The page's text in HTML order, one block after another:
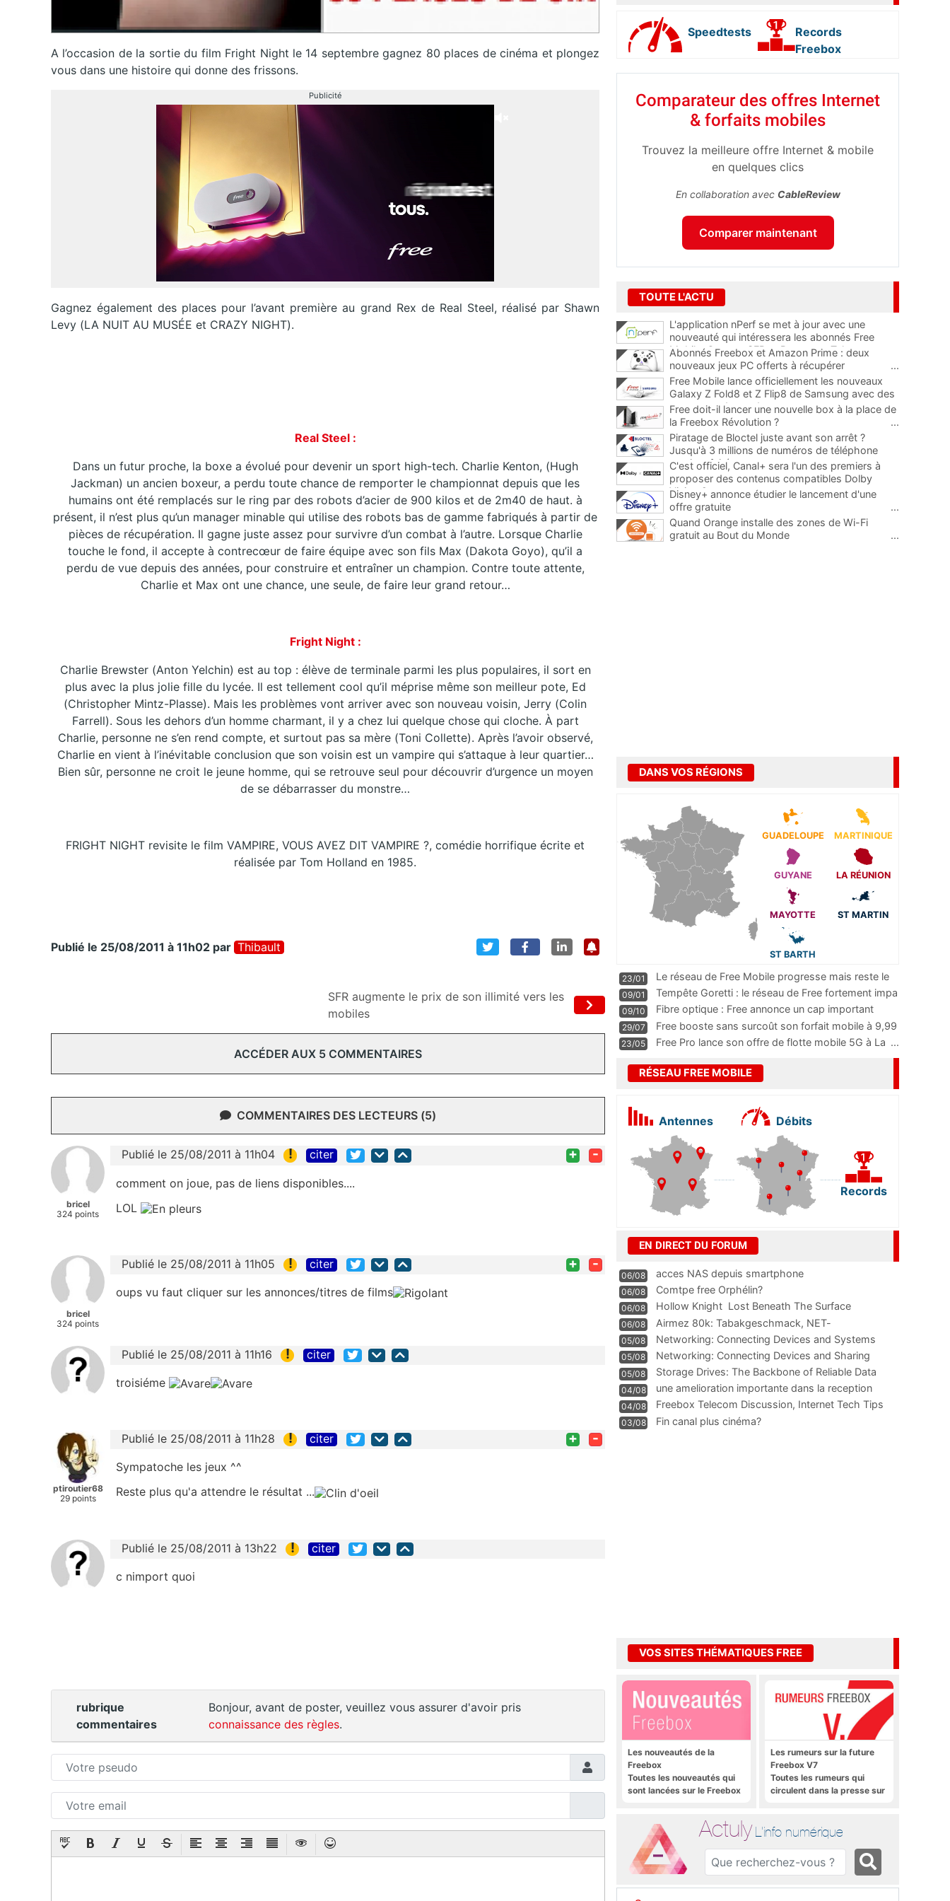
A l’occasion de la sortie du film Fright Night le 14 septembre gagnez 80 places de cinéma et plongez
vous dans une histoire qui donne des frissons.
Publicité
Gagnez également des places pour l’avant première au grand Rex de Real Steel, réalisé par Shawn
Levy (LA NUIT AU MUSÉE et CRAZY NIGHT).
Real Steel :
Dans un futur proche, la boxe a évolué pour devenir un sport high-tech. Charlie Kenton, (Hugh
Jackman) un ancien boxeur, a perdu toute chance de remporter le championnat depuis que les
humains ont été remplacés sur le ring par des robots d’acier de 900 kilos et de 2m40 de haut. à
présent, il n’est plus qu’un manager minable qui utilise des robots bas de gamme fabriqués à partir de
pièces de récupération. Il gagne juste assez pour survivre d’un combat à l’autre. Lorsque Charlie
touche le fond, il accepte à contrecœur de faire équipe avec son fils Max (Dakota Goyo), qu’il a
perdu de vue depuis des années, pour construire et entraîner un champion. Contre toute attente,
Charlie et Max ont une chance, une seule, de faire leur grand retour…
Fright Night :
Charlie Brewster (Anton Yelchin) est au top : élève de terminale parmi les plus populaires, il sort en
plus avec la plus jolie fille du lycée. Il est tellement cool qu’il méprise même son meilleur pote, Ed
(Christopher Mintz-Plasse). Mais les problèmes vont arriver avec son nouveau voisin, Jerry (Colin
Farrell). Sous les dehors d’un homme charmant, il y a chez lui quelque chose qui cloche. À part
Charlie, personne ne s’en rend compte, et surtout pas sa mère (Toni Collette). Après l’avoir observé,
Charlie en vient à l’inévitable conclusion que son voisin est un vampire qui s’attaque à leur quartier…
Bien sûr, personne ne croit le jeune homme, qui se retrouve seul pour découvrir d’urgence un moyen
de se débarrasser du monstre…
FRIGHT NIGHT revisite le film VAMPIRE, VOUS AVEZ DIT VAMPIRE ?, comédie horrifique écrite et
réalisée par Tom Holland en 1985.
Publié le 25/08/2011 à 11h02 par Thibault
SFR augmente le prix de son illimité vers les
mobiles
ACCÉDER AUX 5 COMMENTAIRES
COMMENTAIRES DES LECTEURS (5)
bricel
324 points
Publié le 25/08/2011 à 11h04 ! citer + -
comment on joue, pas de liens disponibles....
LOL
bricel
324 points
Publié le 25/08/2011 à 11h05 ! citer + -
oups vu faut cliquer sur les annonces/titres de films
Publié le 25/08/2011 à 11h16 ! citer
troisiéme
ptiroutier68
29 points
Publié le 25/08/2011 à 11h28 ! citer + -
Sympatoche les jeux ^^
Reste plus qu'a attendre le résultat ...
Publié le 25/08/2011 à 13h22 ! citer
c nimport quoi
rubrique
commentaires
Bonjour, avant de poster, veuillez vous assurer d'avoir pris
connaissance des règles.
Speedtests
Records
Freebox
Comparateur des offres Internet
& forfaits mobiles
Trouvez la meilleure offre Internet & mobile
en quelques clics
En collaboration avec CableReview
Comparer maintenant
TOUTE L'ACTU
L'application nPerf se met à jour avec une
nouveauté qui intéressera les abonnés Free
Mobile, Orange, SFR et Bouygues Telecom
Abonnés Freebox et Amazon Prime : deux
nouveaux jeux PC offerts à récupérer
...
Free Mobile lance officiellement les nouveaux
Galaxy Z Fold8 et Z Flip8 de Samsung avec des
promos et des cadeaux
...
Free doit-il lancer une nouvelle box à la place de
la Freebox Révolution ?
...
Piratage de Bloctel juste avant son arrêt ?
Jusqu'à 3 millions de numéros de téléphone
auraient fuité
C'est officiel, Canal+ sera l'un des premiers à
proposer des contenus compatibles Dolby
Vision 2
Disney+ annonce étudier le lancement d'une
offre gratuite
...
Quand Orange installe des zones de Wi-Fi
gratuit au Bout du Monde
...
DANS VOS RÉGIONS
GUADELOUPE MARTINIQUE
GUYANE LA RÉUNION
MAYOTTE ST MARTIN
ST BARTH
23/01
Le réseau de Free Mobile progresse mais reste le
m
...
09/01
Tempête Goretti : le réseau de Free fortement impa
09/10
Fibre optique : Free annonce un cap important
pass
...
29/07
Free booste sans surcoût son forfait mobile à 9,99
23/05 Free Pro lance son offre de flotte mobile 5G à La ...
RÉSEAU FREE MOBILE
Antennes Débits
Records
EN DIRECT DU FORUM
06/08 acces NAS depuis smartphone
06/08 Comtpe free Orphélin?
06/08 Hollow Knight  Lost Beneath The Surface
06/08
Airmez 80k: Tabakgeschmack, NET-
Technologie und Leistung im
05/08 Networking: Connecting Devices and Systems
05/08
Networking: Connecting Devices and Sharing
Information
05/08
Storage Drives: The Backbone of Reliable Data
Management
04/08
une amelioration importante dans la reception
WIFI
04/08
Freebox Telecom Discussion, Internet Tech Tips
Communi
03/08 Fin canal plus cinéma?
VOS SITES THÉMATIQUES FREE
Les nouveautés de la
Freebox
Toutes les nouveautés qui
sont lancées sur le Freebox
Les rumeurs sur la future
Freebox V7
Toutes les rumeurs qui
circulent dans la presse sur
Actuly L'info numérique